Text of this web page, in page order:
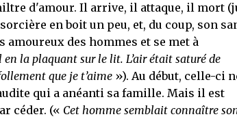
d'amour. Il arrive, il attaque, il mort
en boit un peu, et, du coup, son
des hommes et se met à
la plaquant sur le lit. L’air était saturé de
que je t’aime»). Au début, celle-ci
qui a anéanti sa famille. Mais il est
céder. (« Cet homme semblait connaître